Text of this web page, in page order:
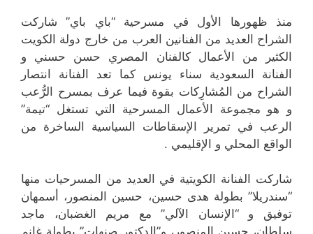
منذ ظهورها الأول في مسرحية “باي باي” شاركت
الشراح العديد من الفنانين العرب من خارج دولة الكويت
الكثير من الأعمال كالفنان المصري حسن حسني و
الفنانة السعودية سناء يونس كما تعد الفنانة انتصار
الشراح من المُشارِكات بقوة فيما عرف بمسرح الرُّعب
و هو مجموعة الأعمال المسرحية التي تستغل “تيمة”
الرعب في تمرير الإسقاطات السياسية الساخرة من
الواقع المحلي و الإقليمي .
شاركت الفنانة الكويتية في العديد من المسرحيات منها
“سندريلا” بطولة هدى حسين، حسين المنصور، أسمهان
توفيق و “الإنسان الآلي” مع مريم الغضبان، ماجد